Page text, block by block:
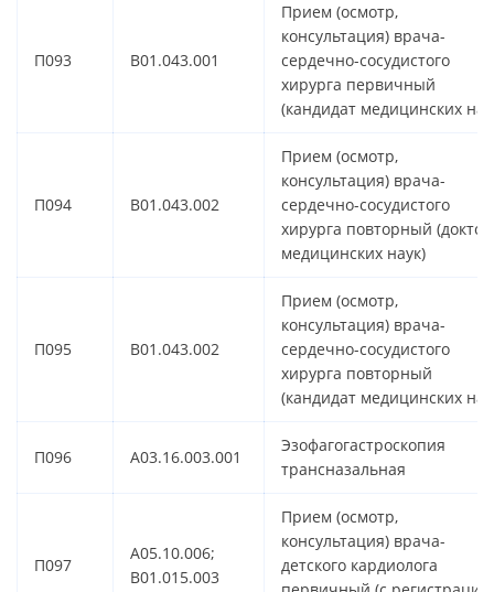
П093 B01.043.001
Прием (осмотр,
консультация) врача-
сердечно-сосудистого
хирурга первичный
(кандидат медицинских
П094 B01.043.002
Прием (осмотр,
консультация) врача-
сердечно-сосудистого
хирурга повторный (доктор
медицинских наук)
П095 B01.043.002
Прием (осмотр,
консультация) врача-
сердечно-сосудистого
хирурга повторный
(кандидат медицинских
П096 A03.16.003.001
Эзофагогастроскопия
трансназальная
П097
A05.10.006;
B01.015.003
Прием (осмотр,
консультация) врача-
детского кардиолога